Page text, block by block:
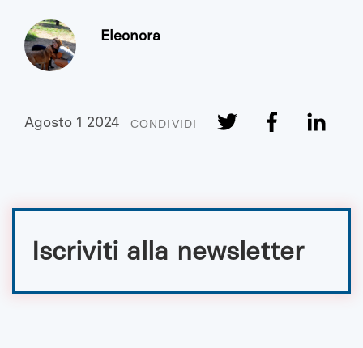
Eleonora
Agosto 1 2024 CONDIVIDI
Iscriviti alla newsletter